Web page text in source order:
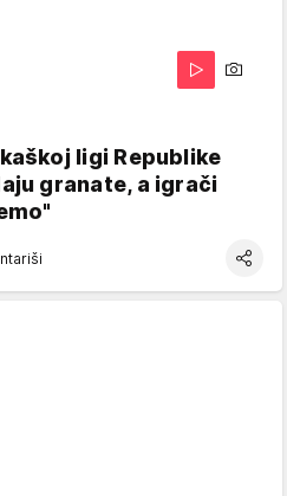
ligi Republike
granate, a igrači